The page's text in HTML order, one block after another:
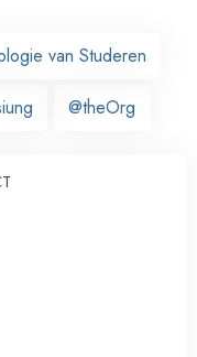
van Studeren
@theOrg